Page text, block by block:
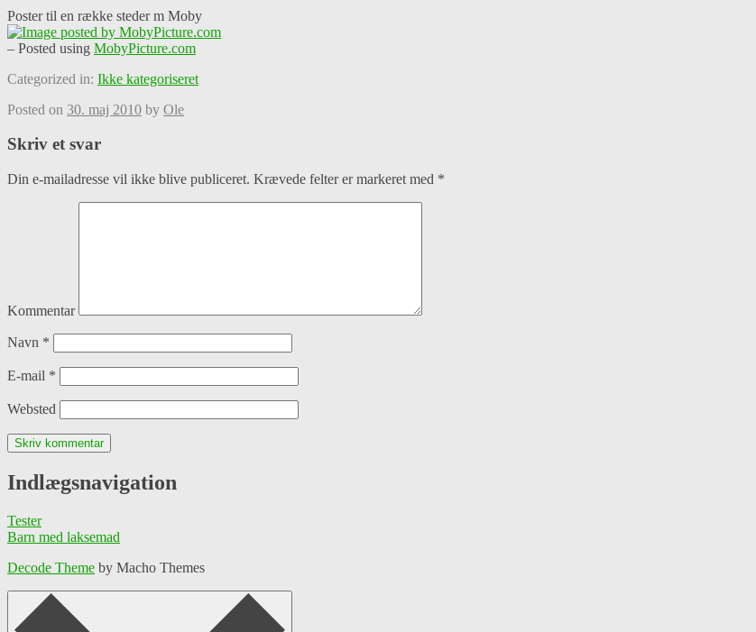
Poster til en række steder m Moby
– Posted using MobyPicture.com
Categorized in: Ikke kategoriseret
Posted on 30. maj 2010 by Ole
Skriv et svar
Din e-mailadresse vil ikke blive publiceret. Krævede felter er markeret med *
Kommentar
Navn *
E-mail *
Websted
Indlægsnavigation
Tester
Barn med laksemad
Decode Theme by Macho Themes